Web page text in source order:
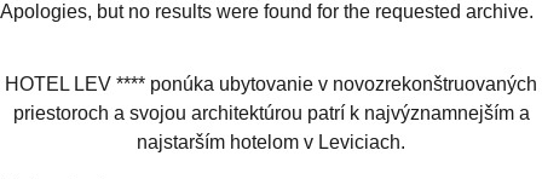
Apologies, but no results were found for the requested archive.
HOTEL LEV **** ponúka ubytovanie v novozrekonštruovaných
priestoroch a svojou architektúrou patrí k najvýznamnejším a
najstarším hotelom v Leviciach.